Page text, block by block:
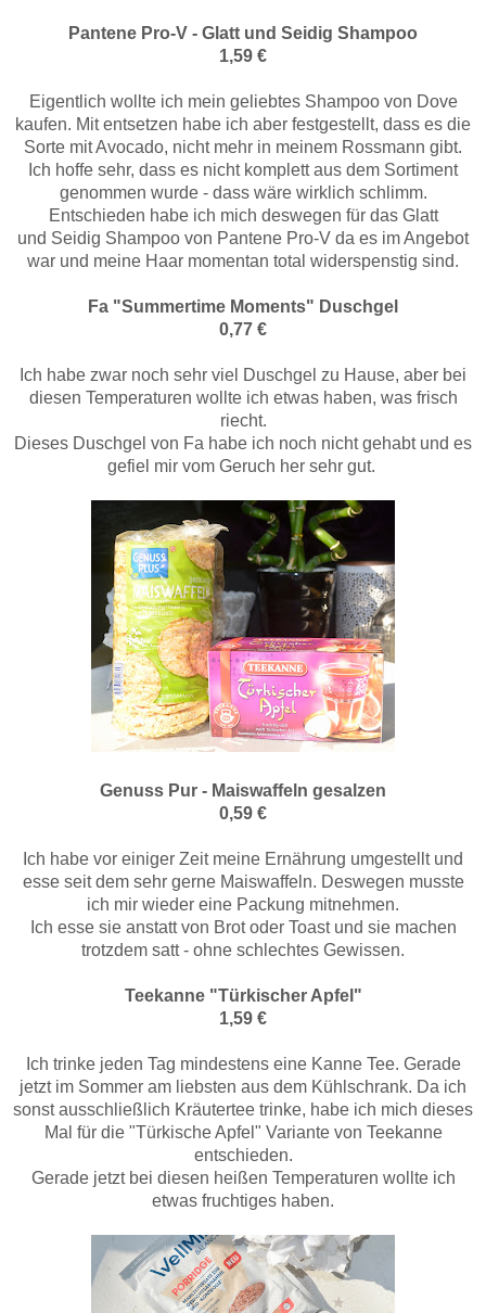
Pantene Pro-V - Glatt und Seidig Shampoo
1,59 €
Eigentlich wollte ich mein geliebtes Shampoo von Dove
kaufen. Mit entsetzen habe ich aber festgestellt, dass es die
Sorte mit Avocado, nicht mehr in meinem Rossmann gibt.
Ich hoffe sehr, dass es nicht komplett aus dem Sortiment
genommen wurde - dass wäre wirklich schlimm.
Entschieden habe ich mich deswegen für das Glatt
und Seidig Shampoo von Pantene Pro-V da es im Angebot
war und meine Haar momentan total widerspenstig sind.
Fa "Summertime Moments" Duschgel
0,77 €
Ich habe zwar noch sehr viel Duschgel zu Hause, aber bei
diesen Temperaturen wollte ich etwas haben, was frisch
riecht.
Dieses Duschgel von Fa habe ich noch nicht gehabt und es
gefiel mir vom Geruch her sehr gut.
Genuss Pur - Maiswaffeln gesalzen
0,59 €
Ich habe vor einiger Zeit meine Ernährung umgestellt und
esse seit dem sehr gerne Maiswaffeln. Deswegen musste
ich mir wieder eine Packung mitnehmen.
Ich esse sie anstatt von Brot oder Toast und sie machen
trotzdem satt - ohne schlechtes Gewissen.
Teekanne "Türkischer Apfel"
1,59 €
Ich trinke jeden Tag mindestens eine Kanne Tee. Gerade
jetzt im Sommer am liebsten aus dem Kühlschrank. Da ich
sonst ausschließlich Kräutertee trinke, habe ich mich dieses
Mal für die "Türkische Apfel" Variante von Teekanne
entschieden.
Gerade jetzt bei diesen heißen Temperaturen wollte ich
etwas fruchtiges haben.